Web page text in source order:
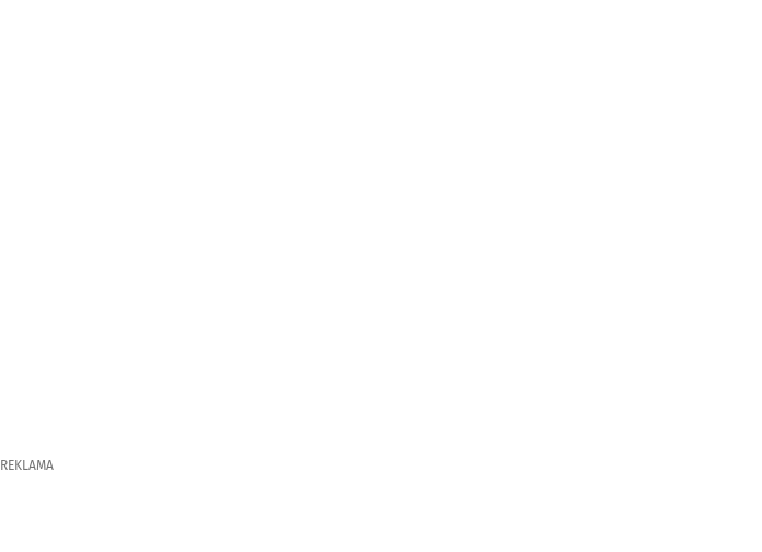
REKLAMA